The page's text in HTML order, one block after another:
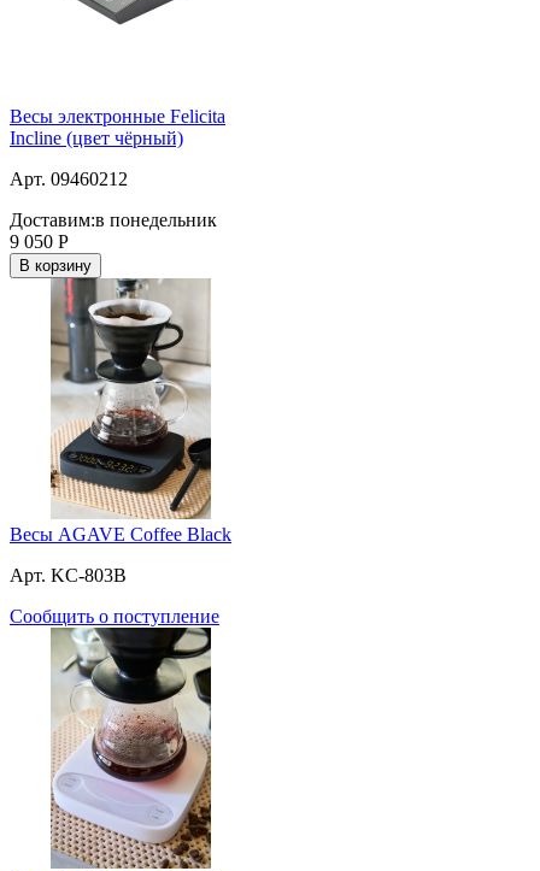
Весы электронные Felicita
Incline (цвет чёрный)
Арт. 09460212
Доставим:в понедельник
9 050 Р
В корзину
Весы AGAVE Coffee Black
Арт. KC-803B
Сообщить о поступление